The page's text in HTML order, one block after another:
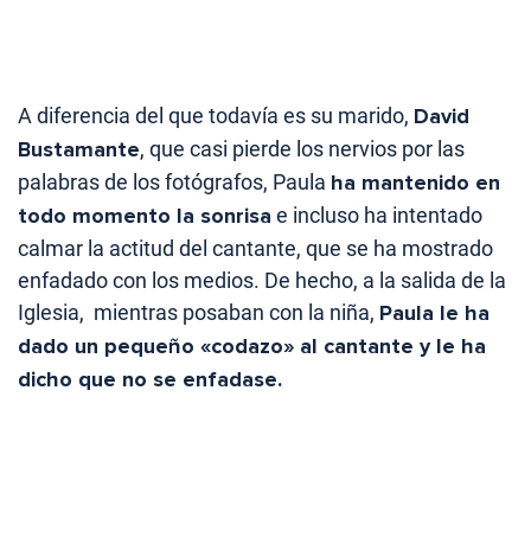
A diferencia del que todavía es su marido, David
Bustamante, que casi pierde los nervios por las
palabras de los fotógrafos, Paula ha mantenido en
todo momento la sonrisa e incluso ha intentado
calmar la actitud del cantante, que se ha mostrado
enfadado con los medios. De hecho, a la salida de la
Iglesia, mientras posaban con la niña, Paula le ha
dado un pequeño «codazo» al cantante y le ha
dicho que no se enfadase.